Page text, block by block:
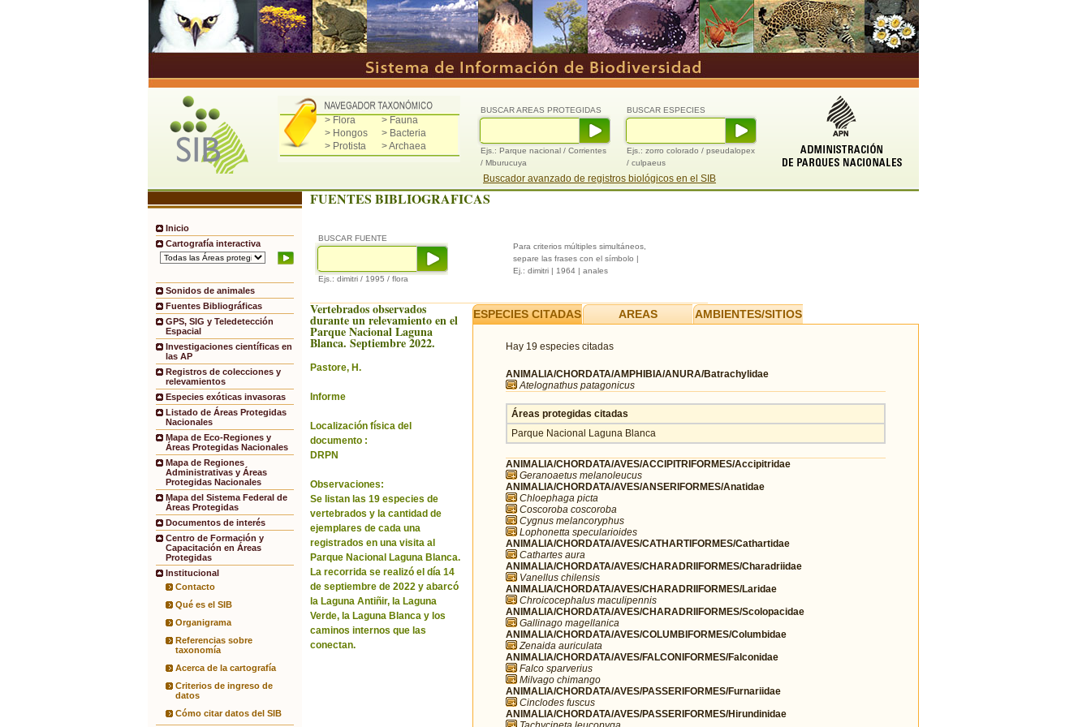
> Flora
> Fauna
> Hongos
> Bacteria
> Protista
> Archaea
BUSCAR ESPECIES
Ejs.: zorro colorado / pseudalopex
/ culpaeus
BUSCAR AREAS PROTEGIDAS
Ejs.: Parque nacional / Corrientes
/ Mburucuya
Buscador avanzado de registros biológicos en el SIB
Inicio
Cartografía interactiva
Sonidos de animales
Fuentes Bibliográficas
GPS, SIG y Teledetección
Espacial
Investigaciones científicas en
las AP
Registros de colecciones y
relevamientos
Especies exóticas invasoras
Listado de Áreas Protegidas
Nacionales
Mapa de Eco-Regiones y
Áreas Protegidas Nacionales
Mapa de Regiones
Administrativas y Áreas
Protegidas Nacionales
Mapa del Sistema Federal de
Áreas Protegidas
Documentos de interés
Centro de Formación y
Capacitación en Áreas
Protegidas
Institucional
Contacto
Qué es el SIB
Organigrama
Referencias sobre
taxonomía
Acerca de la cartografía
Criterios de ingreso de
datos
Cómo citar datos del SIB
FUENTES BIBLIOGRAFICAS
BUSCAR FUENTE
Ejs.: dimitri / 1995 / flora
Para criterios múltiples simultáneos,
separe las frases con el símbolo |
Ej.: dimitri | 1964 | anales
Vertebrados observados
durante un relevamiento en el
Parque Nacional Laguna
Blanca. Septiembre 2022.
Pastore, H.
Informe
Localización física del
documento :
DRPN
Observaciones:
Se listan las 19 especies de
vertebrados y la cantidad de
ejemplares de cada una
registrados en una visita al
Parque Nacional Laguna Blanca.
La recorrida se realizó el día 14
de septiembre de 2022 y abarcó
la Laguna Antiñir, la Laguna
Verde, la Laguna Blanca y los
caminos internos que las
conectan.
ESPECIES CITADAS AREAS AMBIENTES/SITIOS
Hay 19 especies citadas
ANIMALIA/CHORDATA/AMPHIBIA/ANURA/Batrachylidae
Atelognathus patagonicus
Áreas protegidas citadas
Parque Nacional Laguna Blanca
ANIMALIA/CHORDATA/AVES/ACCIPITRIFORMES/Accipitridae
Geranoaetus melanoleucus
ANIMALIA/CHORDATA/AVES/ANSERIFORMES/Anatidae
Chloephaga picta
Coscoroba coscoroba
Cygnus melancoryphus
Lophonetta specularioides
ANIMALIA/CHORDATA/AVES/CATHARTIFORMES/Cathartidae
Cathartes aura
ANIMALIA/CHORDATA/AVES/CHARADRIIFORMES/Charadriidae
Vanellus chilensis
ANIMALIA/CHORDATA/AVES/CHARADRIIFORMES/Laridae
Chroicocephalus maculipennis
ANIMALIA/CHORDATA/AVES/CHARADRIIFORMES/Scolopacidae
Gallinago magellanica
ANIMALIA/CHORDATA/AVES/COLUMBIFORMES/Columbidae
Zenaida auriculata
ANIMALIA/CHORDATA/AVES/FALCONIFORMES/Falconidae
Falco sparverius
Milvago chimango
ANIMALIA/CHORDATA/AVES/PASSERIFORMES/Furnariidae
Cinclodes fuscus
ANIMALIA/CHORDATA/AVES/PASSERIFORMES/Hirundinidae